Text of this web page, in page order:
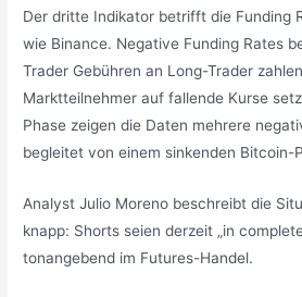
Der dritte Indikator betrifft die Funding
wie Binance. Negative Funding Rates
Trader Gebühren an Long-Trader
Marktteilnehmer auf fallende Kurse
Phase zeigen die Daten mehrere
begleitet von einem sinkenden Bitcoin-
Analyst Julio Moreno beschreibt die
knapp: Shorts seien derzeit „in
tonangebend im Futures-Handel.